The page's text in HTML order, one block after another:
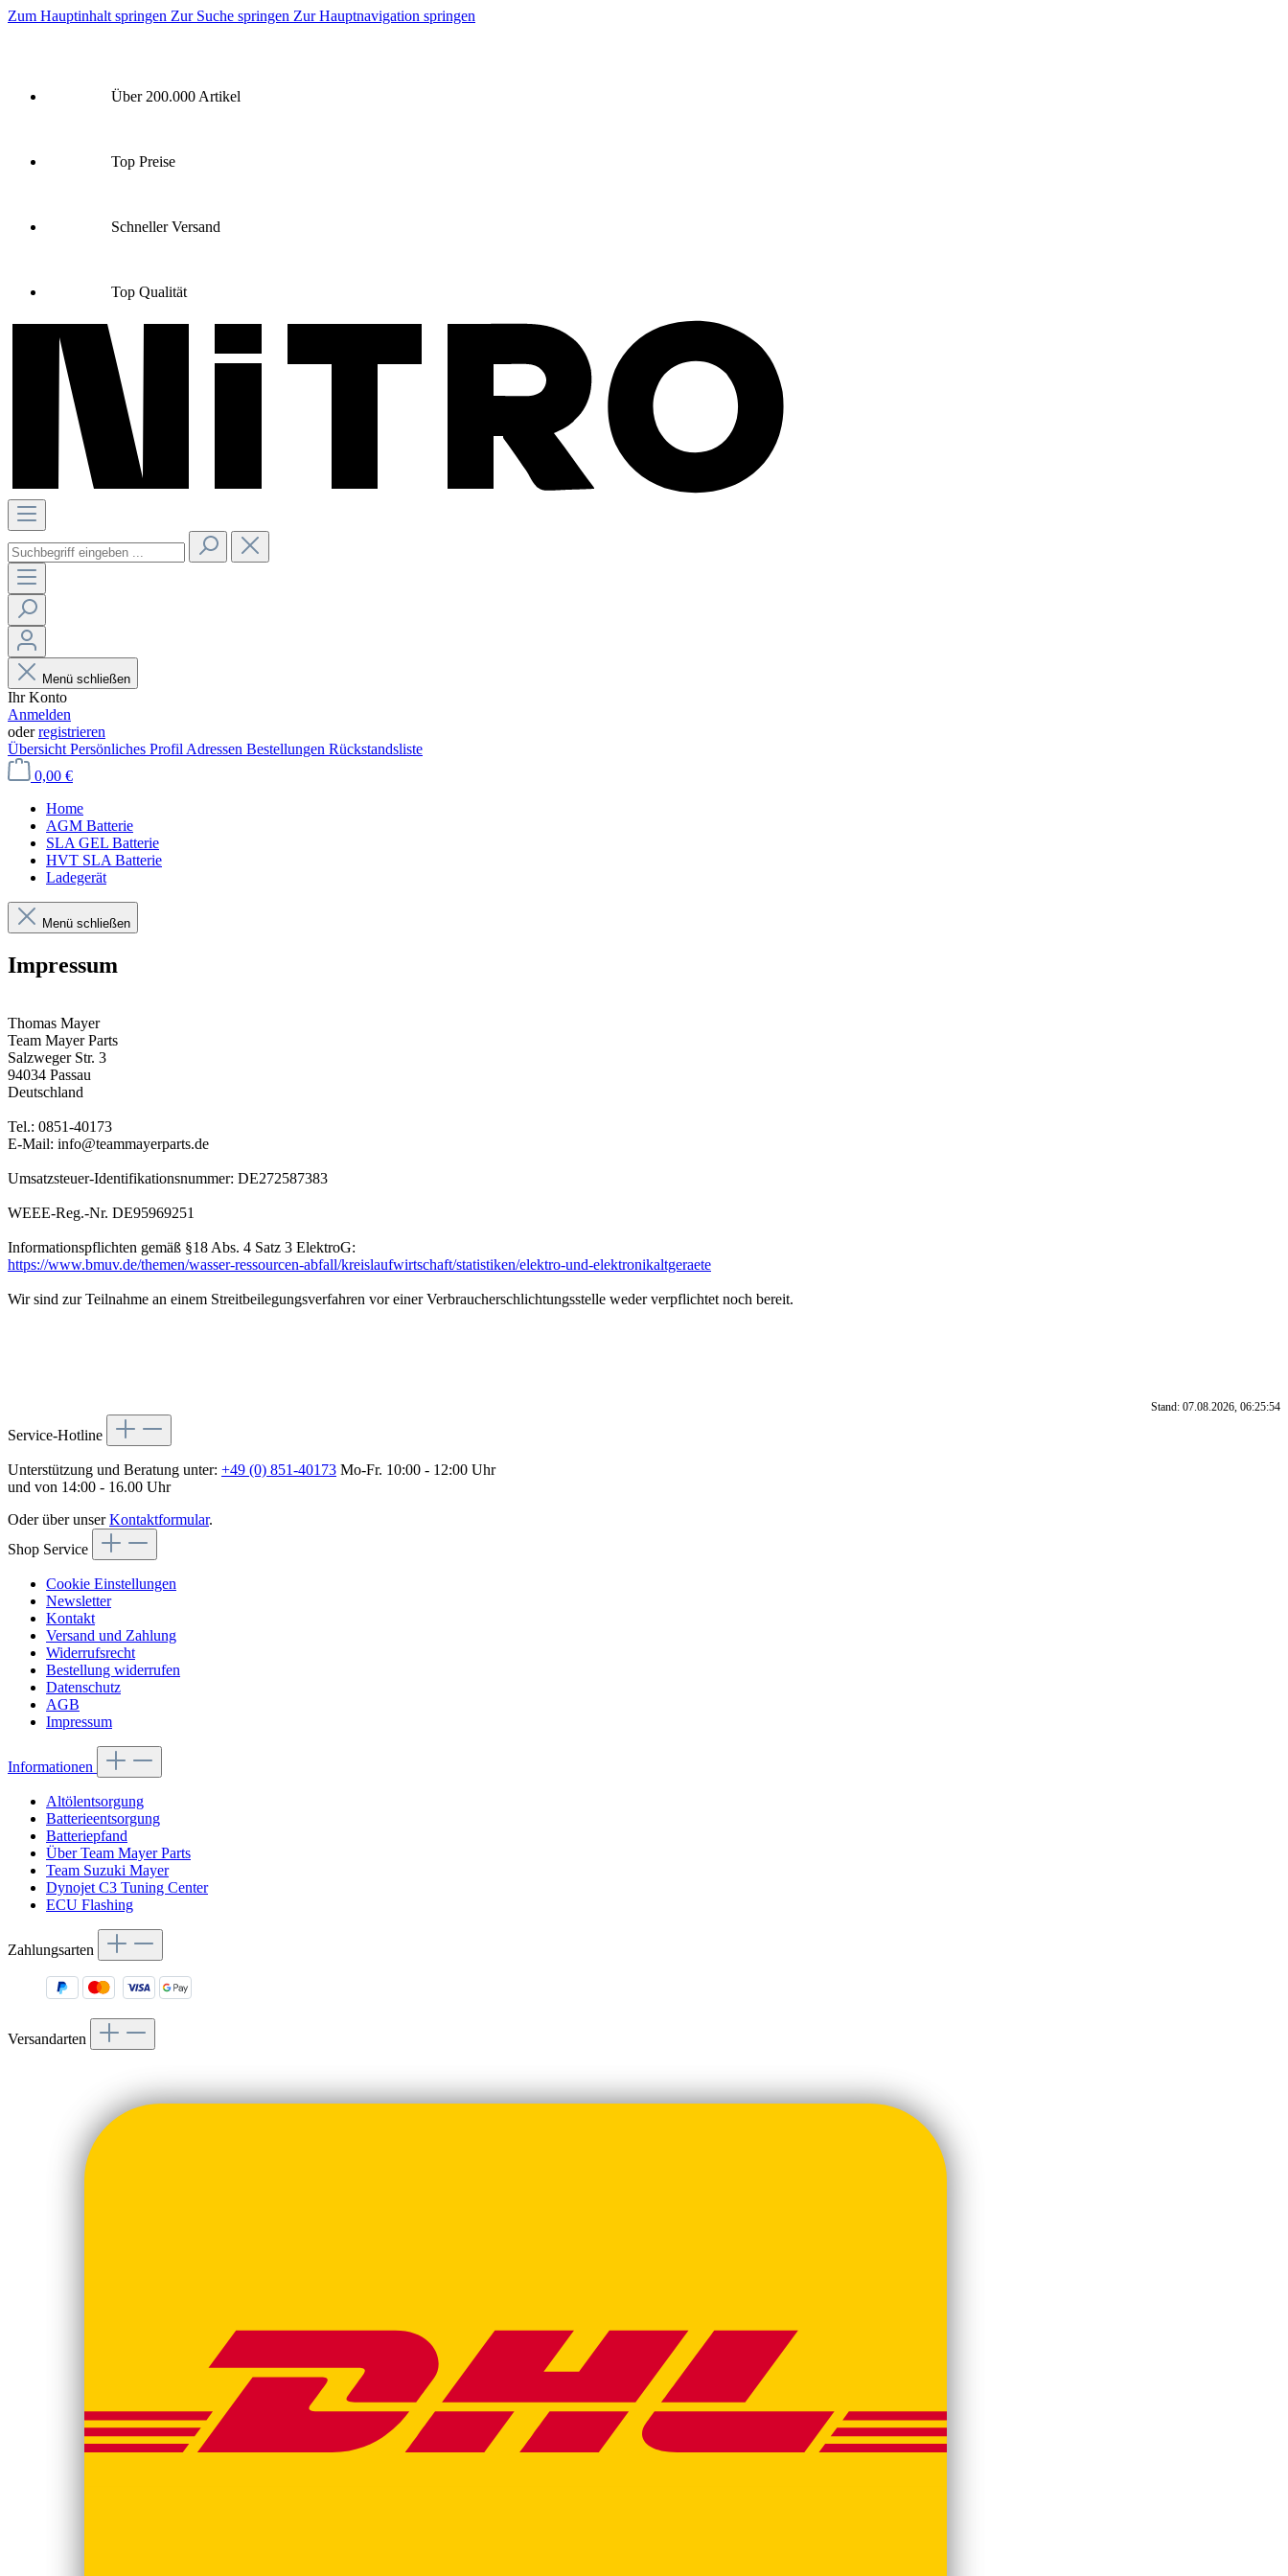
Zum Hauptinhalt springen Zur Suche springen Zur Hauptnavigation springen
Über 200.000 Artikel
Top Preise
Schneller Versand
Top Qualität
Menü schließen
Ihr Konto
Anmelden
oderregistrieren
Übersicht Persönliches Profil Adressen Bestellungen Rückstandsliste
0,00 €
Home
AGM Batterie
SLA GEL Batterie
HVT SLA Batterie
Ladegerät
Menü schließen
Impressum
Thomas Mayer
Team Mayer Parts
Salzweger Str. 3
94034 Passau
Deutschland
Tel.: 0851-40173
E-Mail: info@teammayerparts.de
Umsatzsteuer-Identifikationsnummer: DE272587383
WEEE-Reg.-Nr. DE95969251
Informationspflichten gemäß §18 Abs. 4 Satz 3 ElektroG:
https://www.bmuv.de/themen/wasser-ressourcen-abfall/kreislaufwirtschaft/statistiken/elektro-und-elektronikaltgeraete
Wir sind zur Teilnahme an einem Streitbeilegungsverfahren vor einer Verbraucherschlichtungsstelle weder verpflichtet noch bereit.
Stand: 07.08.2026, 06:25:54
Service-Hotline
Unterstützung und Beratung unter: +49 (0) 851-40173 Mo-Fr. 10:00 - 12:00 Uhr
und von 14:00 - 16.00 Uhr
Oder über unserKontaktformular.
Shop Service
Cookie Einstellungen
Newsletter
Kontakt
Versand und Zahlung
Widerrufsrecht
Bestellung widerrufen
Datenschutz
AGB
Impressum
Informationen
Altölentsorgung
Batterieentsorgung
Batteriepfand
Über Team Mayer Parts
Team Suzuki Mayer
Dynojet C3 Tuning Center
ECU Flashing
Zahlungsarten
Versandarten